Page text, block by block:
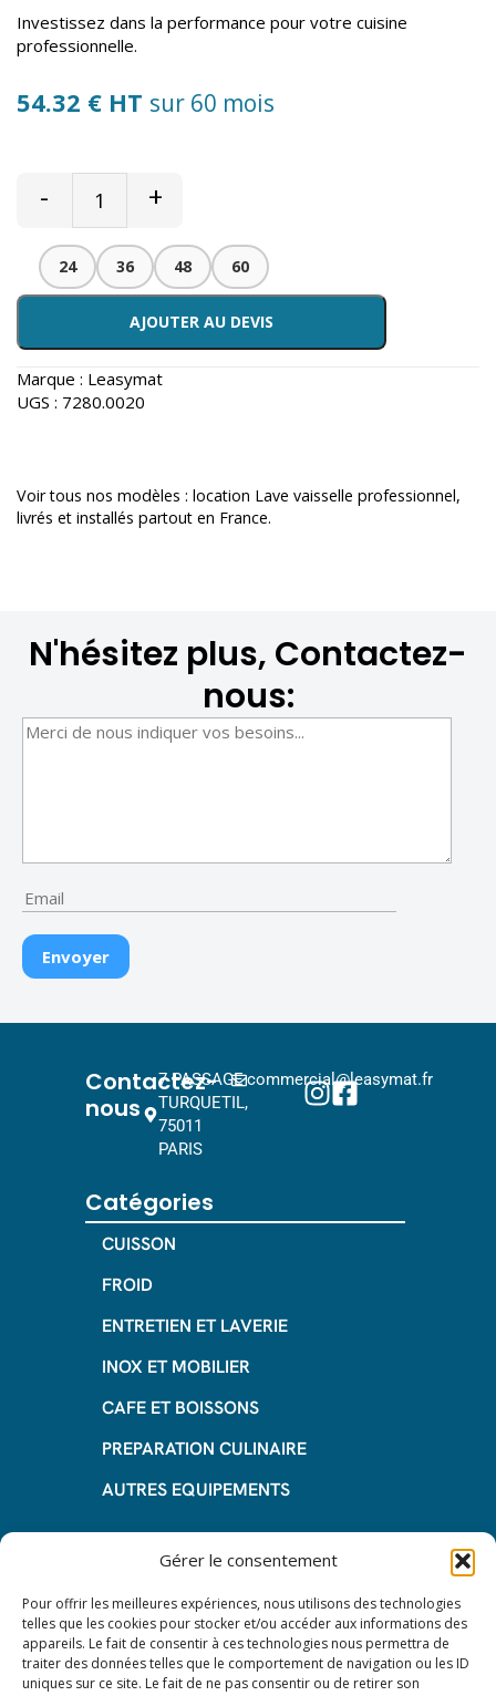
Gérer le consentement
Pour offrir les meilleures expériences, nous utilisons des technologies
telles que les cookies pour stocker et/ou accéder aux informations des
appareils. Le fait de consentir à ces technologies nous permettra de
traiter des données telles que le comportement de navigation ou les ID
uniques sur ce site. Le fait de ne pas consentir ou de retirer son
Investissez dans la performance pour votre cuisine
professionnelle.
54.32 € HT sur 60 mois
- +
24 36 48 60
AJOUTER AU DEVIS
Marque : Leasymat
UGS : 7280.0020
Voir tous nos modèles : location Lave vaisselle professionnel,
livrés et installés partout en France.
N'hésitez plus, Contactez-
nous:
Contactez-
nous
7 PASSAGE
TURQUETIL,
75011
PARIS
commercial@leasymat.fr
Catégories
CUISSON
FROID
ENTRETIEN ET LAVERIE
INOX ET MOBILIER
CAFE ET BOISSONS
PREPARATION CULINAIRE
AUTRES EQUIPEMENTS
Informations
Questions fréquentes
Les avantages de la LOA
Les étapes du leasing de matériel